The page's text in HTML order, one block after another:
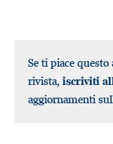
Se ti piace
rivista, iscriviti
aggiornamenti